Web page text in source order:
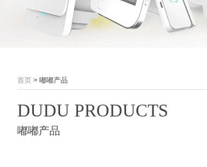
首页 > 嘟嘟产品
DUDU PRODUCTS
嘟嘟产品